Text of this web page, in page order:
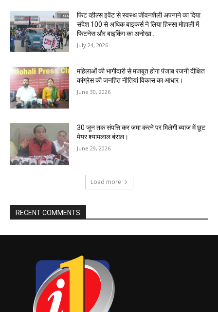
फिट व्हील्स इवेंट से स्वस्थ जीवनशैली अपनाने का दिया
संदेश 100 से अधिक बाइकर्स ने लिया हिस्सा मोहाली में
फिटनेस और बाइकिंग का अनोखा...
July 24, 2026
महिलाओं की भागीदारी से मजबूत होगा पंजाब रजनी दीक्षित
कांग्रेस की जनहित नीतियां विकास का आधार।
June 30, 2026
30 जून तक संपत्ति कर जमा करने पर मिलेगी ब्याज में छूट
मेयर श्यामलाल बंसल।
June 29, 2026
Load more
RECENT COMMENTS